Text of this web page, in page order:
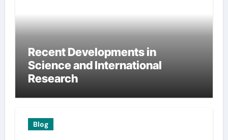
Recent Developments in
Science and International
Research
Blog